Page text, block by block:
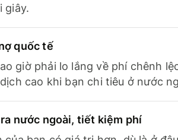
giây.
quốc tế
giờ phải lo lắng về phí chênh
cao khi bạn chi tiêu ở nước
nước ngoài, tiết kiệm phí